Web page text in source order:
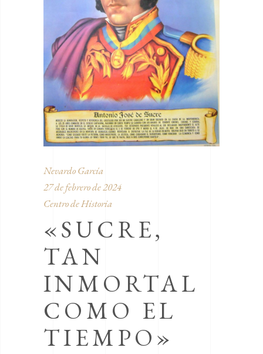
Nevardo García
27 de febrero de 2024
Centro de Historia
«SUCRE,
TAN
INMORTAL
COMO EL
TIEMPO»